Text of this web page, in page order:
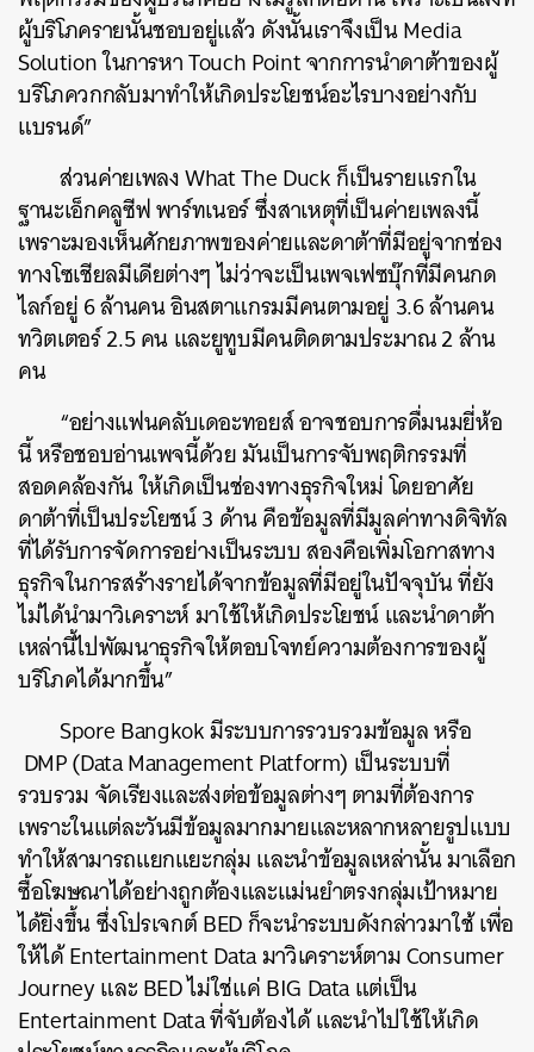
ผู้บริโภครายนั้นชอบอยู่แล้ว ดังนั้นเราจึงเป็น Media
Solution ในการหา Touch Point จากการนำดาต้าของผู้
บริโภควกกลับมาทำให้เกิดประโยชน์อะไรบางอย่างกับ
แบรนด์”
ส่วนค่ายเพลง What The Duck ก็เป็นรายแรกใน
ฐานะเอ็กคลูซีฟ พาร์ทเนอร์ ซึ่งสาเหตุที่เป็นค่ายเพลงนี้
เพราะมองเห็นศักยภาพของค่ายและดาต้าที่มีอยู่จากช่อง
ทางโซเชียลมีเดียต่างๆ ไม่ว่าจะเป็นเพจเฟซบุ๊กที่มีคนกด
ไลก์อยู่ 6 ล้านคน อินสตาแกรมมีคนตามอยู่ 3.6 ล้านคน
ทวิตเตอร์ 2.5 คน และยูทูบมีคนติดตามประมาณ 2 ล้าน
คน
“อย่างแฟนคลับเดอะทอยส์ อาจชอบการดื่มนมยี่ห้อ
นี้ หรือชอบอ่านเพจนี้ด้วย มันเป็นการจับพฤติกรรมที่
สอดคล้องกัน ให้เกิดเป็นช่องทางธุรกิจใหม่ โดยอาศัย
ดาต้าที่เป็นประโยชน์ 3 ด้าน คือข้อมูลที่มีมูลค่าทางดิจิทัล
ที่ได้รับการจัดการอย่างเป็นระบบ สองคือเพิ่มโอกาสทาง
ธุรกิจในการสร้างรายได้จากข้อมูลที่มีอยู่ในปัจจุบัน ที่ยัง
ไม่ได้นำมาวิเคราะห์ มาใช้ให้เกิดประโยชน์ และนำดาต้า
เหล่านี้ไปพัฒนาธุรกิจให้ตอบโจทย์ความต้องการของผู้
บริโภคได้มากขึ้น”
Spore Bangkok มีระบบการรวบรวมข้อมูล หรือ
DMP (Data Management Platform) เป็นระบบที่
รวบรวม จัดเรียงและส่งต่อข้อมูลต่างๆ ตามที่ต้องการ
เพราะในแต่ละวันมีข้อมูลมากมายและหลากหลายรูปแบบ
ทำให้สามารถแยกแยะกลุ่ม และนำข้อมูลเหล่านั้น มาเลือก
ซื้อโฆษณาได้อย่างถูกต้องและแม่นยำตรงกลุ่มเป้าหมาย
ได้ยิ่งขึ้น ซึ่งโปรเจกต์ BED ก็จะนำระบบดังกล่าวมาใช้ เพื่อ
ให้ได้ Entertainment Data มาวิเคราะห์ตาม Consumer
Journey และ BED ไม่ใช่แค่ BIG Data แต่เป็น
Entertainment Data ที่จับต้องได้ และนำไปใช้ให้เกิด
ค้นหา
SHARE TWEET LINE EMAIL